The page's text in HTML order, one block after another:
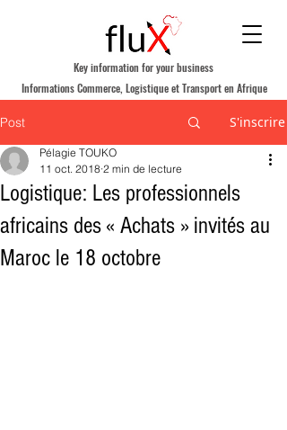
Informations Commerce, Logistique et Transport en Afrique
Key information for your business
Post S'inscrire
Logistique: Les professionnels
africains des « Achats » invités au
Maroc le 18 octobre
Pélagie TOUKO
11 oct. 2018 2 min de lecture